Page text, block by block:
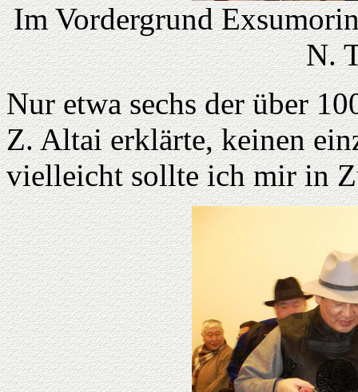
Im Vordergrund
N.
Nur etwa sechs der über
Z. Altai erklärte, keinen
vielleicht sollte ich mir in